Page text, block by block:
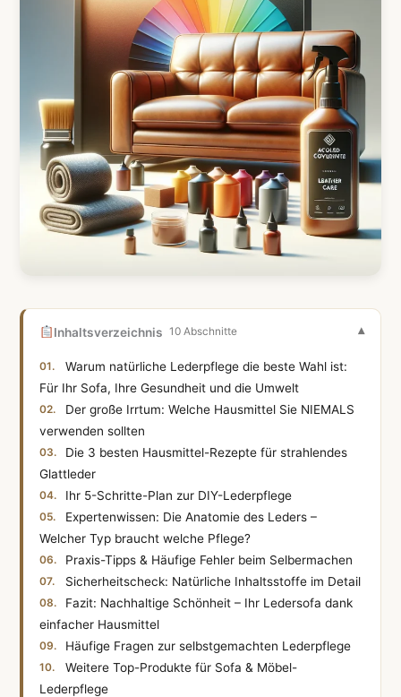
Inhaltsverzeichnis 10 Abschnitte
Warum natürliche Lederpflege die beste Wahl ist:
Für Ihr Sofa, Ihre Gesundheit und die Umwelt
Der große Irrtum: Welche Hausmittel Sie NIEMALS
verwenden sollten
Die 3 besten Hausmittel-Rezepte für strahlendes
Glattleder
Ihr 5-Schritte-Plan zur DIY-Lederpflege
Expertenwissen: Die Anatomie des Leders –
Welcher Typ braucht welche Pflege?
Praxis-Tipps & Häufige Fehler beim Selbermachen
Sicherheitscheck: Natürliche Inhaltsstoffe im Detail
Fazit: Nachhaltige Schönheit – Ihr Ledersofa dank
einfacher Hausmittel
Häufige Fragen zur selbstgemachten Lederpflege
Weitere Top-Produkte für Sofa & Möbel-
Lederpflege